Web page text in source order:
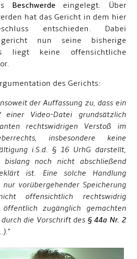
Beschwerde eingelegt. Über
hat das Gericht in dem hier
entschieden. Dabei
nun seine bisherige
liegt keine offensichtliche
des Gerichts:
der Auffassung zu, dass ein
einer Video-Datei grundsätzlich
rechtswidrigen Verstoß im
insbesondere keine
i.S.d. § 16 UrhG darstellt,
noch nicht abschließend
ist. Eine solche Handlung
vorübergehender Speicherung
offensichtlich rechtswidrig
zugänglich gemachten
die Vorschrift des § 44a Nr. 2